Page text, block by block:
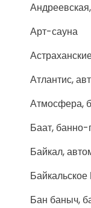
Арт-сауна
Атлантис,
Атмосфера,
Баат,
Байкал,
Бан баныч,